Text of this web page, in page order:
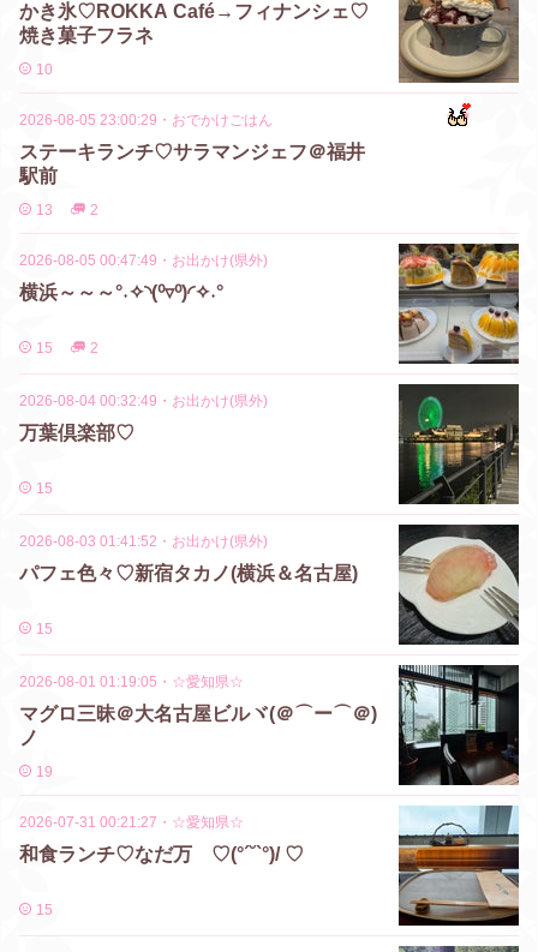
かき氷♡ROKKA Café→フィナンシェ♡
焼き菓子フラネ
10
2026-08-05 23:00:29 ・ おでかけごはん
ステーキランチ♡サラマンジェフ＠福井
駅前
13 2
2026-08-05 00:47:49 ・ お出かけ(県外)
横浜～～～°˖✧◝(⁰▿⁰)◜✧˖°
15 2
2026-08-04 00:32:49 ・ お出かけ(県外)
万葉倶楽部♡
15
2026-08-03 01:41:52 ・ お出かけ(県外)
パフェ色々♡新宿タカノ(横浜＆名古屋)
15
2026-08-01 01:19:05 ・ ☆愛知県☆
マグロ三昧＠大名古屋ビルヾ(＠⌒ー⌒＠)
ノ
19
2026-07-31 00:21:27 ・ ☆愛知県☆
和食ランチ♡なだ万 ♡(°´˘`°)/ ♡
15